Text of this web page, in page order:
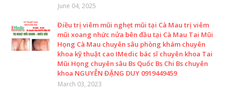
June 04, 2025
Điều trị viêm mũi nghẹt mũi tại Cà Mau trị viêm
mũi xoang nhức nửa bên đầu tại Cà Mau Tai Mũi
Họng Cà Mau chuyên sâu phòng khám chuyên
khoa kỹ thuật cao IMedic bác sĩ chuyên khoa Tai
Mũi Họng chuyên sâu Bs Quốc Bs Chi Bs chuyên
khoa NGUYỄN ĐẶNG DUY 0919449459
March 03, 2023